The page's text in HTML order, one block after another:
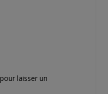
pour laisser un